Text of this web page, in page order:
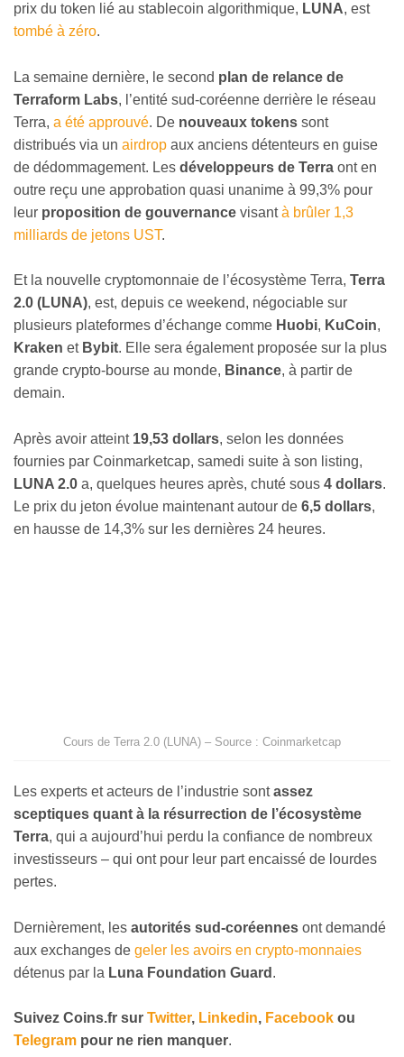
prix du token lié au stablecoin algorithmique, LUNA, est
tombé à zéro.
La semaine dernière, le second plan de relance de
Terraform Labs, l’entité sud-coréenne derrière le réseau
Terra, a été approuvé. De nouveaux tokens sont
distribués via un airdrop aux anciens détenteurs en guise
de dédommagement. Les développeurs de Terra ont en
outre reçu une approbation quasi unanime à 99,3% pour
leur proposition de gouvernance visantà brûler 1,3
milliards de jetons UST.
Et la nouvelle cryptomonnaie de l’écosystème Terra, Terra
2.0 (LUNA), est, depuis ce weekend, négociable sur
plusieurs plateformes d’échange comme Huobi, KuCoin,
Kraken et Bybit. Elle sera également proposée sur la plus
grande crypto-bourse au monde, Binance, à partir de
demain.
Après avoir atteint 19,53 dollars, selon les données
fournies par Coinmarketcap, samedi suite à son listing,
LUNA 2.0 a, quelques heures après, chuté sous 4 dollars.
Le prix du jeton évolue maintenant autour de 6,5 dollars,
en hausse de 14,3% sur les dernières 24 heures.
Cours de Terra 2.0 (LUNA) – Source : Coinmarketcap
Les experts et acteurs de l’industrie sontassez
sceptiques quant à la résurrection de l’écosystème
Terra, qui a aujourd’hui perdu la confiance de nombreux
investisseurs – qui ont pour leur part encaissé de lourdes
pertes.
Dernièrement, les autorités sud-coréennes ont demandé
aux exchanges de geler les avoirs en crypto-monnaies
détenus par la Luna Foundation Guard .
Suivez Coins.fr sur Twitter, Linkedin, Facebook ou
Telegram pour ne rien manquer.